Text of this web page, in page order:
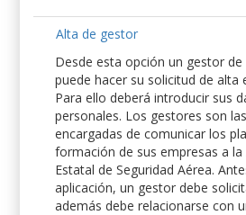
Alta de gestor
Desde esta opción un gestor de
puede hacer su solicitud de alta
Para ello deberá introducir sus
personales. Los gestores son
encargadas de comunicar los
formación de sus empresas a la
Estatal de Seguridad Aérea.
aplicación, un gestor debe
además debe relacionarse con